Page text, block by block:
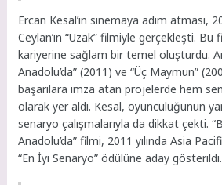
Ercan Kesal’ın sinemaya adım atması,
Ceylan’ın “Uzak” filmiyle gerçekleşti.
kariyerine sağlam bir temel oluşturdu.
Anadolu’da” (2011) ve “Üç Maymun”
başarılara imza atan projelerde hem
olarak yer aldı. Kesal, oyunculuğunun
senaryo çalışmalarıyla da dikkat çekti.
Anadolu’da” filmi, 2011 yılında Asia
“En İyi Senaryo” ödülüne aday gösterildi.